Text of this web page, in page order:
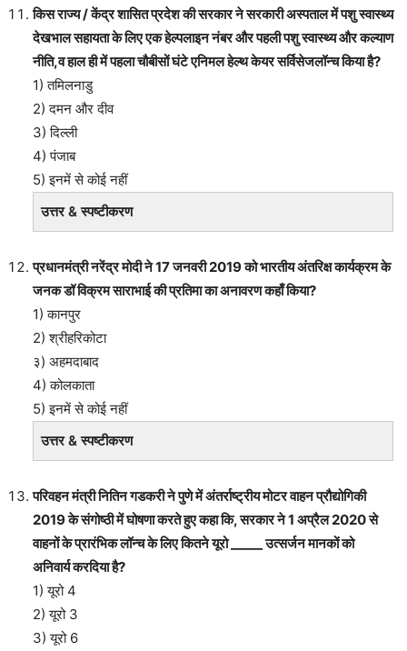
किस राज्य / केंद्र शासित प्रदेश की सरकार ने सरकारी अस्पताल में पशु स्वास्थ्य
देखभाल सहायता के लिए एक हेल्पलाइन नंबर और पहली पशु स्वास्थ्य और कल्याण
नीति,व हाल ही में पहला चौबीसों घंटे एनिमल हेल्थ केयर सर्विसेजलॉन्च किया है?
1) तमिलनाडु
2) दमन और दीव
3) दिल्ली
4) पंजाब
5) इनमें से कोई नहीं
उत्तर & स्पष्टीकरण
प्रधानमंत्री नरेंद्र मोदी ने 17 जनवरी 2019 को भारतीय अंतरिक्ष कार्यक्रम के
जनक डॉ विक्रम साराभाई की प्रतिमा का अनावरण कहाँ किया?
1) कानपुर
2) श्रीहरिकोटा
३) अहमदाबाद
4) कोलकाता
5) इनमें से कोई नहीं
उत्तर & स्पष्टीकरण
परिवहन मंत्री नितिन गडकरी ने पुणे में अंतर्राष्ट्रीय मोटर वाहन प्रौद्योगिकी
2019 के संगोष्ठी में घोषणा करते हुए कहा कि, सरकार ने 1 अप्रैल 2020 से
वाहनों के प्रारंभिक लॉन्च के लिए कितने यूरो _____ उत्सर्जन मानकों को
अनिवार्य करदिया है?
1) यूरो 4
2) यूरो 3
3) यूरो 6